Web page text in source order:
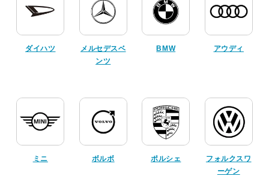
ダイハツ
メルセデスベ
ンツ
BMW アウディ
ミニ ボルボ ポルシェ
フォルクスワ
ーゲン